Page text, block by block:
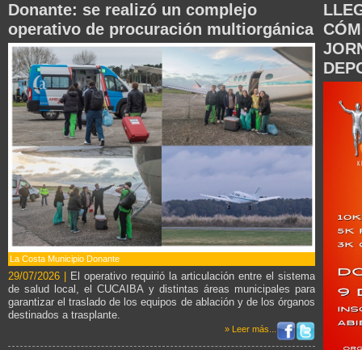
Donante: se realizó un complejo
operativo de procuración multiorgánica
La Costa Municipio Donante
29/07/2026 |
El operativo requirió la articulación entre el sistema
de salud local, el CUCAIBA y distintas áreas municipales para
garantizar el traslado de los equipos de ablación y de los órganos
destinados a trasplante.
» Leer más...